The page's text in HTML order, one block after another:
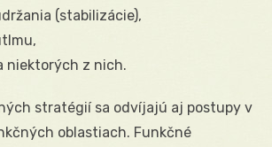
(stabilizácie),
niektorých z nich.
stratégií sa odvíjajú aj postupy v
oblastiach. Funkčné